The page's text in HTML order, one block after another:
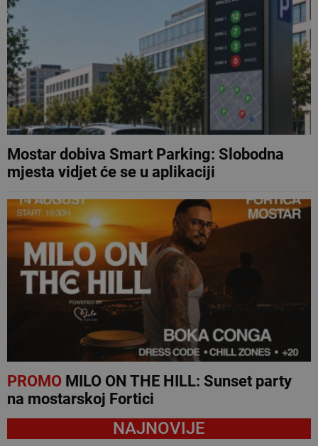
Mostar dobiva Smart Parking: Slobodna
mjesta vidjet će se u aplikaciji
PROMOMILO ON THE HILL: Sunset party
na mostarskoj Fortici
NAJNOVIJE